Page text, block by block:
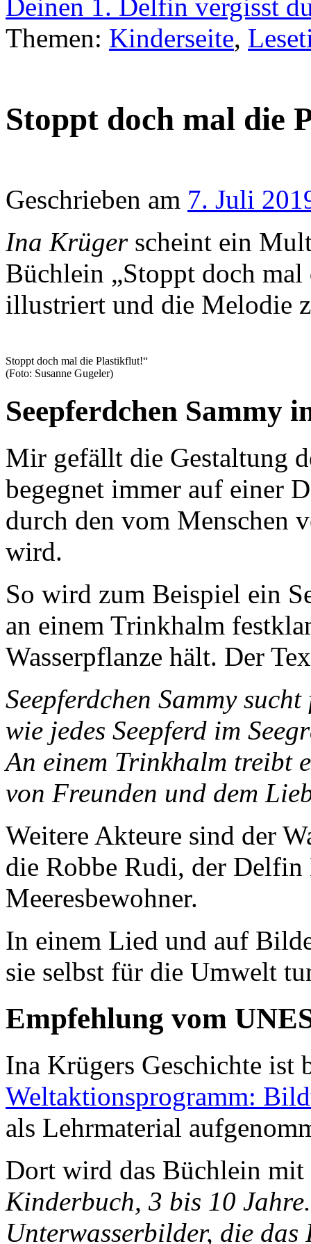
Deinen 1. Delfin vergisst
Themen: Kinderseite,
Stoppt doch mal die
Geschrieben am 7. Juli
Ina Krügerscheint ein
Büchlein „Stoppt doch
illustriert und die Melodie
Stoppt doch mal die Plastikflut!“
(Foto: Susanne Gugeler)
Seepferdchen Sammy
Mir gefällt die Gestaltung
begegnet immer auf einer
durch den vom Menschen
wird.
So wird zum Beispiel ein
an einem Trinkhalm
Wasserpflanze hält. Der
Seepferdchen Sammy
wie jedes Seepferd im
An einem Trinkhalm treibt
von Freunden und dem
Weitere Akteure sind der
die Robbe Rudi, der
Meeresbewohner.
In einem Lied und auf
sie selbst für die Umwelt
Empfehlung vom
Ina Krügers Geschichte ist
Weltaktionsprogramm:
als Lehrmaterial
Dort wird das Büchlein
Kinderbuch, 3 bis 10
Unterwasserbilder, die